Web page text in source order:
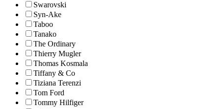
Swarovski
Syn-Ake
Taboo
Tanako
The Ordinary
Thierry Mugler
Thomas Kosmala
Tiffany & Co
Tiziana Terenzi
Tom Ford
Tommy Hilfiger